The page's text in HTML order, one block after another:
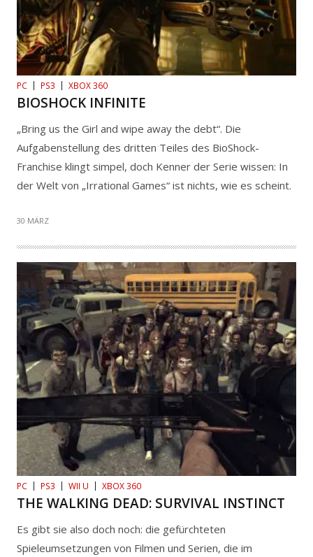
PC PS3 XBOX 360
BIOSHOCK INFINITE
„Bring us the Girl and wipe away the debt“. Die
Aufgabenstellung des dritten Teiles des BioShock-
Franchise klingt simpel, doch Kenner der Serie wissen: In
der Welt von „Irrational Games“ ist nichts, wie es scheint.
30 MÄRZ
PC PS3 WII U XBOX 360
THE WALKING DEAD: SURVIVAL INSTINCT
Es gibt sie also doch noch: die gefürchteten
Spieleumsetzungen von Filmen und Serien, die im